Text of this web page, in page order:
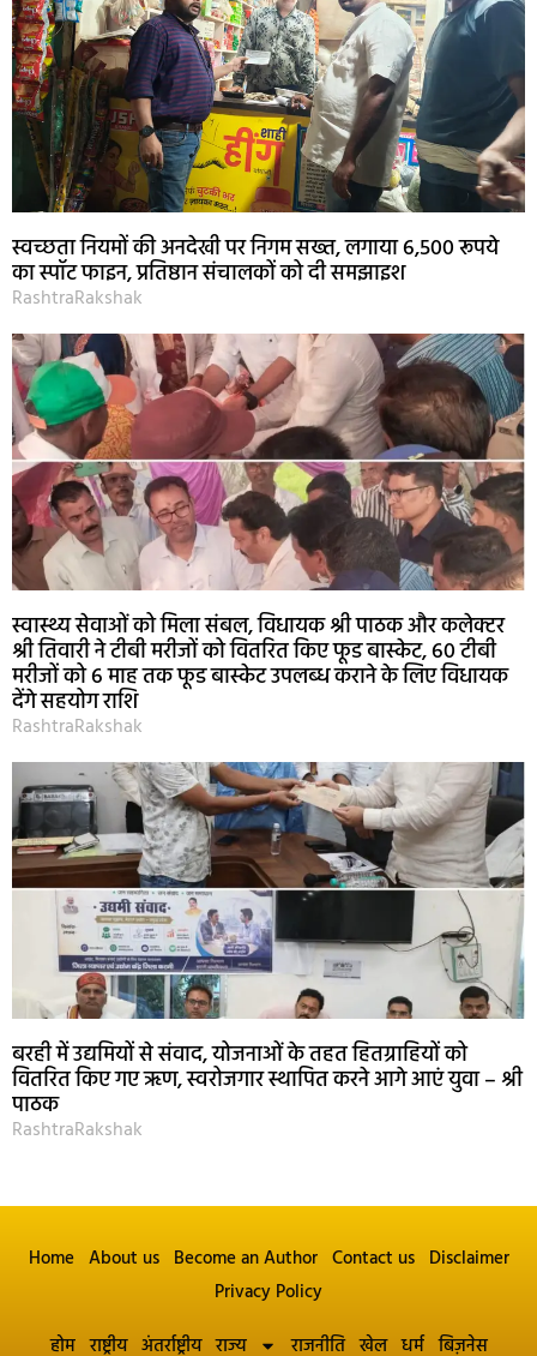
स्वच्छता नियमों की अनदेखी पर निगम सख्त, लगाया 6,500 रूपये
का स्पॉट फाइन, प्रतिष्ठान संचालकों को दी समझाइश
RashtraRakshak
स्वास्थ्य सेवाओं को मिला संबल, विधायक श्री पाठक और कलेक्टर
श्री तिवारी ने टीबी मरीजों को वितरित किए फूड बास्केट, 60 टीबी
मरीजों को 6 माह तक फूड बास्केट उपलब्ध कराने के लिए विधायक
देंगे सहयोग राशि
RashtraRakshak
बरही में उद्यमियों से संवाद, योजनाओं के तहत हितग्राहियों को
वितरित किए गए ऋण, स्वरोजगार स्थापित करने आगे आएं युवा – श्री
पाठक
RashtraRakshak
Home About us Become an Author Contact us Disclaimer
Privacy Policy
होम राष्ट्रीय अंतर्राष्ट्रीय राज्य राजनीति खेल धर्म बिज़नेस